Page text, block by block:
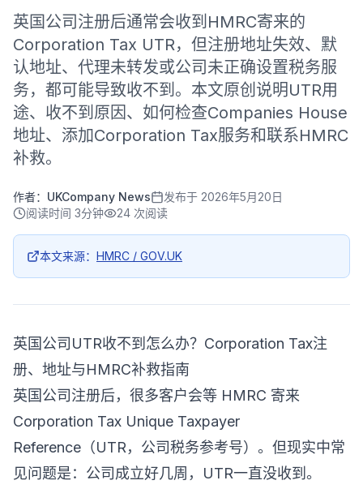
英国公司注册后通常会收到HMRC寄来的
Corporation Tax UTR，但注册地址失效、默
认地址、代理未转发或公司未正确设置税务服
务，都可能导致收不到。本文原创说明UTR用
途、收不到原因、如何检查Companies House
地址、添加Corporation Tax服务和联系HMRC
补救。
作者： UKCompany News 发布于 2026年5月20日
阅读时间 3分钟 24 次阅读
本文来源： HMRC / GOV.UK
英国公司UTR收不到怎么办？Corporation Tax注
册、地址与HMRC补救指南
英国公司注册后，很多客户会等 HMRC 寄来
Corporation Tax Unique Taxpayer
Reference（UTR，公司税务参考号）。但现实中常
见问题是：公司成立好几周，UTR一直没收到。